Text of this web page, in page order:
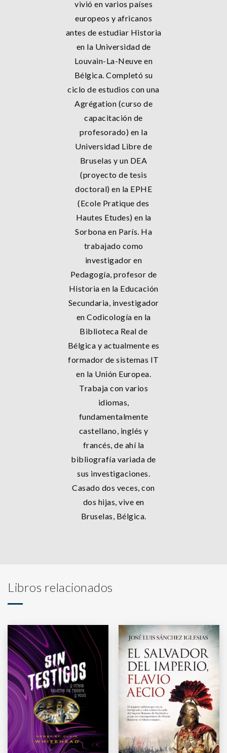
vivió en varios países
europeos y africanos
antes de estudiar Historia
en la Universidad de
Louvain-La-Neuve en
Bélgica. Completó su
ciclo de estudios con una
Agrégation (curso de
capacitación de
profesorado) en la
Universidad Libre de
Bruselas y un DEA
(proyecto de tesis
doctoral) en la EPHE
(Ecole Pratique des
Hautes Etudes) en la
Sorbona en París. Ha
trabajado como
investigador en
Pedagogía, profesor de
Historia en la Educación
Secundaria, investigador
en Codicología en la
Biblioteca Real de
Bélgica y actualmente es
formador de sistemas IT
en la Unión Europea.
Trabaja con varios
idiomas,
fundamentalmente
castellano, inglés y
francés, de ahí la
bibliografía variada de
sus investigaciones.
Casado dos veces, con
dos hijas, vive en
Bruselas, Bélgica.
Libros relacionados